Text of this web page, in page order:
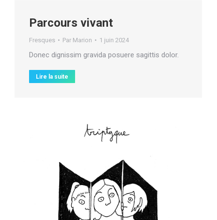
Parcours vivant
Fresques Par Marion 1 juin 2024
Donec dignissim gravida posuere sagittis dolor.
Lire la suite